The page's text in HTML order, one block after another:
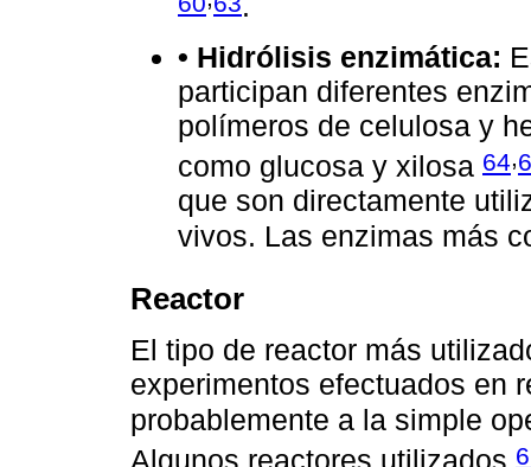
• Hidrólisis enzimática:
participan diferentes
polímeros de celulosa y
como glucosa y xilosa 64,
que son directamente
vivos. Las enzimas más
Reactor
El tipo de reactor más
experimentos efectuados en
probablemente a la simple
Algunos reactores utilizados